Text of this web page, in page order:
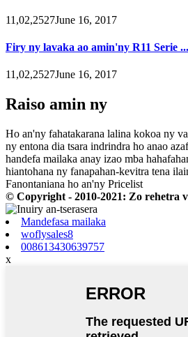
11,02,2527June 16, 2017
Firy ny lavaka ao amin'ny R11 Serie ...
11,02,2527June 16, 2017
Raiso amin ny
Ho an'ny fahatakarana lalina kokoa ny
ny entona dia tsara indrindra ho anao
handefa mailaka anay izao mba
hiantohana ny fanapahan-kevitra tena
Fanontaniana ho an'ny Pricelist
© Copyright - 2010-2021: Zo rehetra
Mandefasa mailaka
woflysales8
008613430639757
x